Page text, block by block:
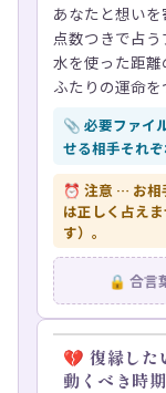
あなたと想い
点数つきで占
水を使った距離
ふたりの運命を
📎 必要ファイ
せる相手それぞ
⏰ 注意 … お相
は正しく占え
す）。
🔒 合言
💔 復縁した
動くべき時期